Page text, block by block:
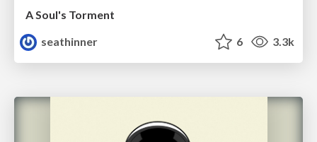
A Soul's Torment
seathinner
6 3.3k